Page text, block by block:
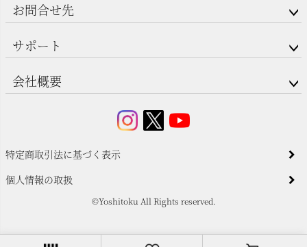
お問合せ先
サポート
会社概要
特定商取引法に基づく表示
個人情報の取扱
©Yoshitoku All Rights reserved.